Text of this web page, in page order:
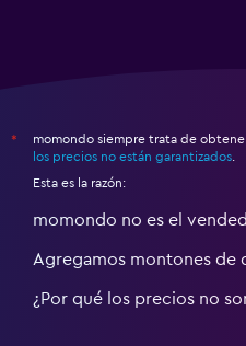
*
momondo siempre trata de
los precios no están garantizados
Esta es la razón:
momondo no es el
Agregamos montones de
¿Por qué los precios no